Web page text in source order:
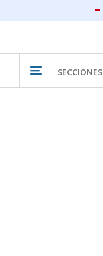
SECCIONES